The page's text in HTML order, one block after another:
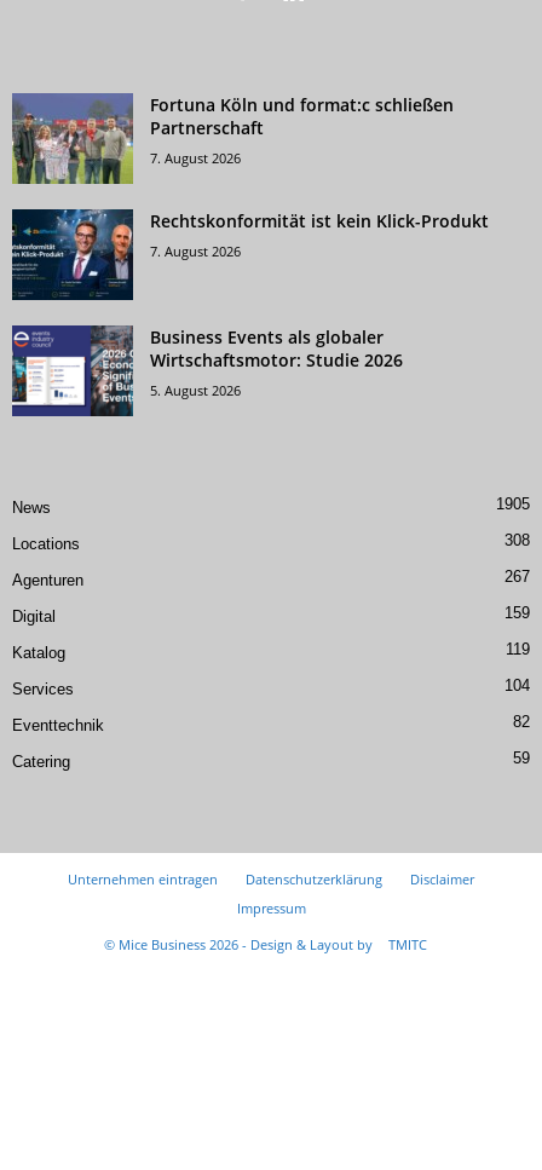
Fortuna Köln und format:c schließen
Partnerschaft
7. August 2026
Rechtskonformität ist kein Klick-Produkt
7. August 2026
Business Events als globaler
Wirtschaftsmotor: Studie 2026
5. August 2026
News 1905
Locations 308
Agenturen 267
Digital 159
Katalog 119
Services 104
Eventtechnik 82
Catering 59
Unternehmen eintragen Datenschutzerklärung
Disclaimer
Impressum
© Mice Business 2026 - Design & Layout by
TMITC